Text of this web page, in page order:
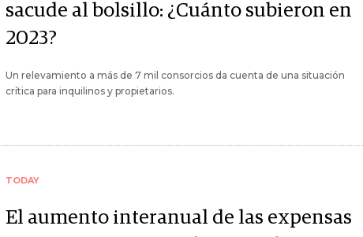
sacude al bolsillo: ¿Cuánto subieron en
2023?
Un relevamiento a más de 7 mil consorcios da cuenta de una situación
crítica para inquilinos y propietarios.
TODAY
El aumento interanual de las expensas